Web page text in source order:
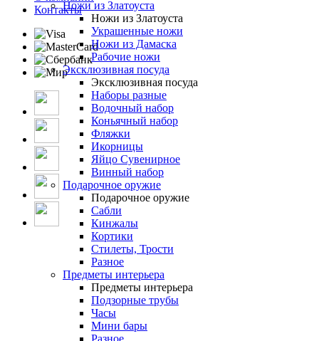
КонтактыНожи из Златоуста
Ножи из Златоуста
Украшенные ножи
Ножи из Дамаска
Рабочие ножи
Эксклюзивная посуда
Эксклюзивная посуда
Наборы разные
Водочный набор
Коньячный набор
Фляжки
Икорницы
Яйцо Сувенирное
Винный набор
Подарочное оружие
Подарочное оружие
Сабли
Кинжалы
Кортики
Стилеты, Трости
Разное
Предметы интерьера
Предметы интерьера
Подзорные трубы
Часы
Мини бары
Разное